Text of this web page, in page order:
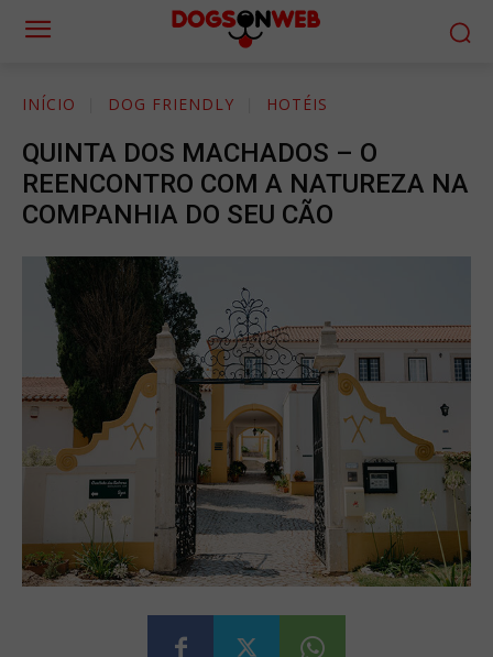
INÍCIO DOG FRIENDLY HOTÉIS
QUINTA DOS MACHADOS – O
REENCONTRO COM A NATUREZA NA
COMPANHIA DO SEU CÃO